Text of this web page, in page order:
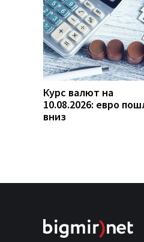
Курс валют на
10.08.2026: евро
вниз